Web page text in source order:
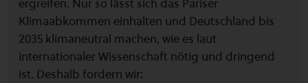
Klimaabkommen einhalten und Deutschland bis
2035 klimaneutral machen, wie es laut
internationaler Wissenschaft nötig und dringend
ist. Deshalb fordern wir: